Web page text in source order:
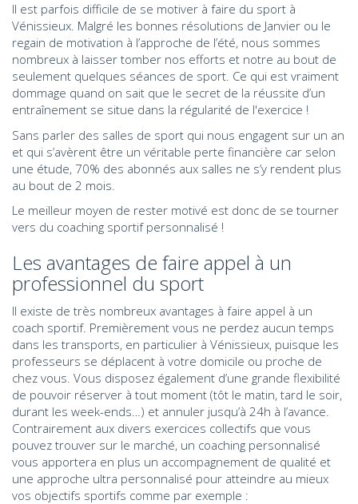
Il est parfois difficile de se motiver à faire du sport à
Vénissieux. Malgré les bonnes résolutions de Janvier ou le
regain de motivation à l’approche de l’été, nous sommes
nombreux à laisser tomber nos efforts et notre au bout de
seulement quelques séances de sport. Ce qui est vraiment
dommage quand on sait que le secret de la réussite d’un
entraînement se situe dans la régularité de l'exercice !
Sans parler des salles de sport qui nous engagent sur un an
et qui s’avèrent être un véritable perte financière car selon
une étude, 70% des abonnés aux salles ne s’y rendent plus
au bout de 2 mois.
Le meilleur moyen de rester motivé est donc de se tourner
vers du coaching sportif personnalisé !
Les avantages de faire appel à un
professionnel du sport
Il existe de très nombreux avantages à faire appel à un
coach sportif. Premièrement vous ne perdez aucun temps
dans les transports, en particulier à Vénissieux, puisque les
professeurs se déplacent à votre domicile ou proche de
chez vous. Vous disposez également d’une grande flexibilité
de pouvoir réserver à tout moment (tôt le matin, tard le soir,
durant les week-ends…) et annuler jusqu’à 24h à l’avance.
Contrairement aux divers exercices collectifs que vous
pouvez trouver sur le marché, un coaching personnalisé
vous apportera en plus un accompagnement de qualité et
une approche ultra personnalisé pour atteindre au mieux
vos objectifs sportifs comme par exemple :